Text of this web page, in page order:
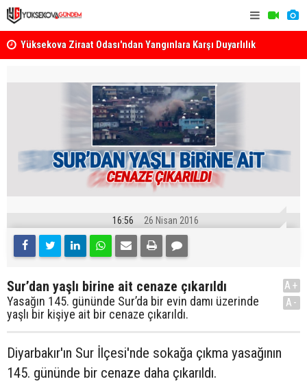
Yüksekova Ziraat Odası'ndan Yangınlara Karşı Duyarlılık
16:56 26 Nisan 2016
Sur’dan yaşlı birine ait cenaze çıkarıldı
Yasağın 145. gününde Sur’da bir evin damı üzerinde
yaşlı bir kişiye ait bir cenaze çıkarıldı.
A+
A-
Diyarbakır'ın Sur İlçesi'nde sokağa çıkma yasağının
145. gününde bir cenaze daha çıkarıldı.